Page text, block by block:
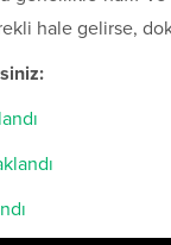
hale gelirse,